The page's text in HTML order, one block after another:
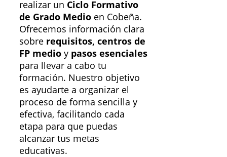
realizar un Ciclo Formativo
de Grado Medio en Cobeña.
Ofrecemos información clara
sobre requisitos, centros de
FP medio y pasos esenciales
para llevar a cabo tu
formación. Nuestro objetivo
es ayudarte a organizar el
proceso de forma sencilla y
efectiva, facilitando cada
etapa para que puedas
alcanzar tus metas
educativas.